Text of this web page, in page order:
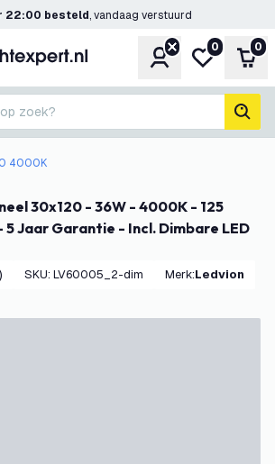
22:00 besteld, vandaag verstuurd
Account
Mijn
0 0
zoek?
4000K
5 Jaar Garantie - Incl. Dimbare LED
SKU: LV60005_2-dim Merk: Ledvion